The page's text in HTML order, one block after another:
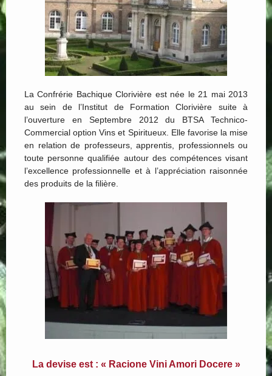
La Confrérie Bachique Clorivière est née le 21 mai 2013
au sein de l’Institut de Formation Clorivière suite à
l’ouverture en Septembre 2012 du BTSA Technico-
Commercial option Vins et Spiritueux. Elle favorise la mise
en relation de professeurs, apprentis, professionnels ou
toute personne qualifiée autour des compétences visant
l’excellence professionnelle et à l’appréciation raisonnée
des produits de la filière.
La devise est : « Racione Vini Amori Docere »